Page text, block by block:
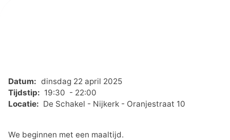
Datum: dinsdag 22 april 2025
Tijdstip: 19:30 - 22:00
Locatie: De Schakel - Nijkerk - Oranjestraat 10
We beginnen met een maaltijd.